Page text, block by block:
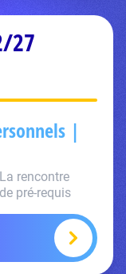
27
|
rencontre
pré-requis